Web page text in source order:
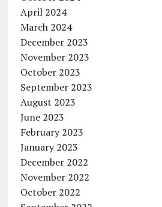
April 2024
March 2024
December 2023
November 2023
October 2023
September 2023
August 2023
June 2023
February 2023
January 2023
December 2022
November 2022
October 2022